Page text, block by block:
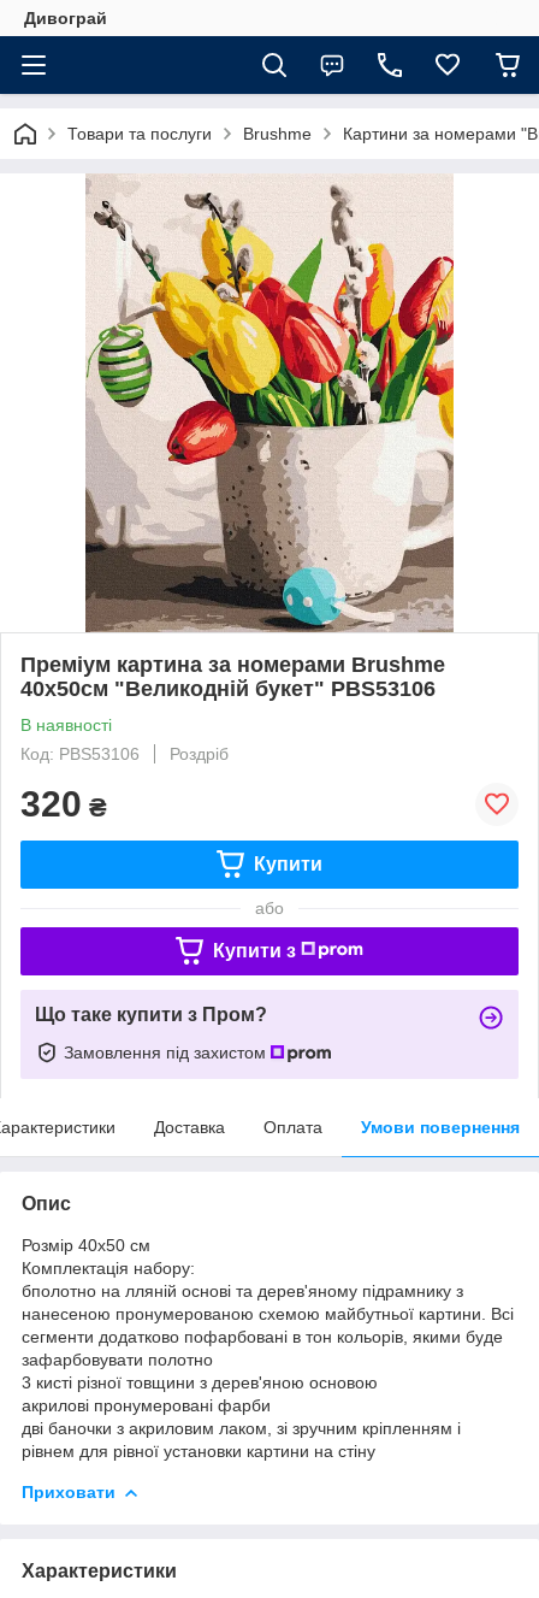
Дивограй
Товари та послуги Brushme Картини за номерами
Преміум картина за номерами Brushme
40x50см "Великодній букет" PBS53106
В наявності
Код: PBS53106
Роздріб
320 ₴
Купити
або
Купити з
Що таке купити з Пром?
Замовлення під захистом
Доставка Оплата Умови повернення
Опис
Розмір 40x50 см
Комплектація набору:
бполотно на лляній основі та дерев'яному підрамнику з
нанесеною пронумерованою схемою майбутньої картини. Всі
сегменти додатково пофарбовані в тон кольорів, якими буде
зафарбовувати полотно
3 кисті різної товщини з дерев'яною основою
акрилові пронумеровані фарби
дві баночки з акриловим лаком, зі зручним кріпленням і
рівнем для рівної установки картини на стіну
Приховати
Характеристики